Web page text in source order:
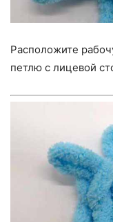
Расположите
петлю с лицевой